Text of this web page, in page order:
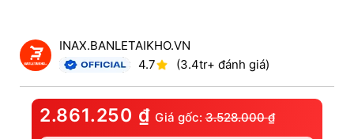
INAX.BANLETAIKHO.VN
4.7
(3.4tr+ đánh giá)
2.861.250 ₫ Giá gốc: 3.528.000₫